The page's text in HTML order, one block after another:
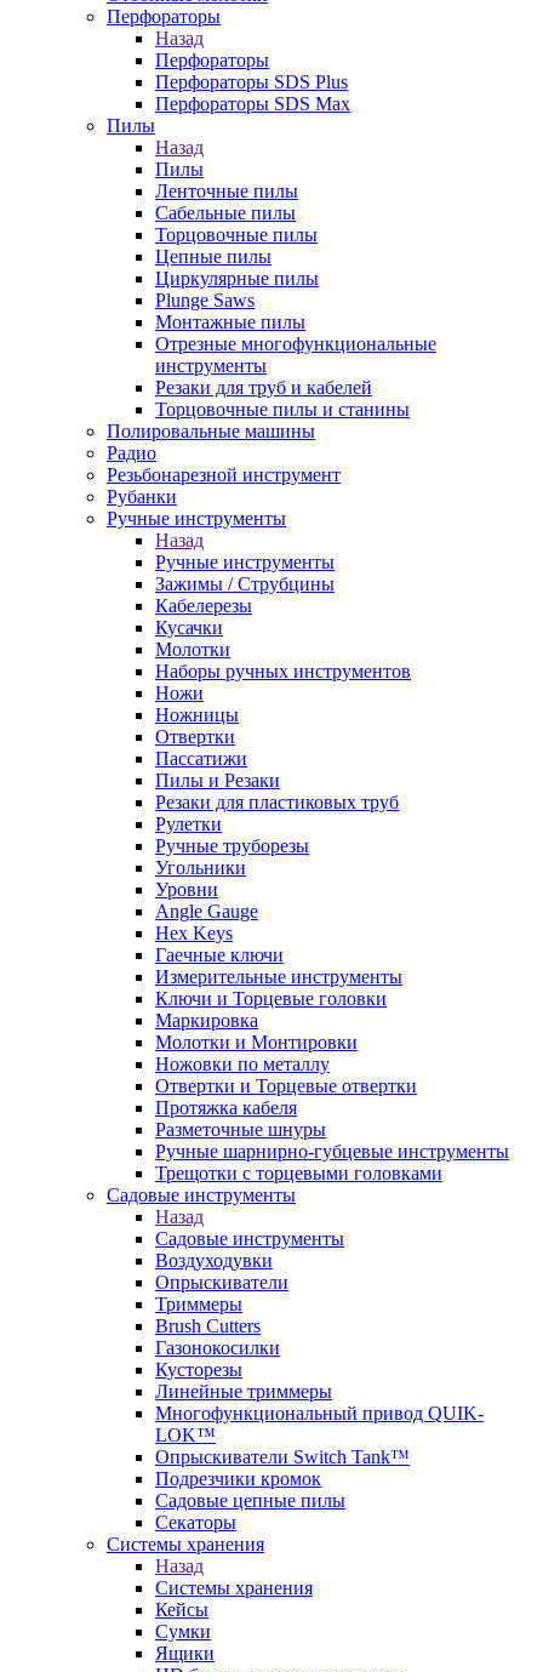
Перфораторы
Назад
Перфораторы
Перфораторы SDS Plus
Перфораторы SDS Max
Пилы
Назад
Пилы
Ленточные пилы
Сабельные пилы
Торцовочные пилы
Цепные пилы
Циркулярные пилы
Plunge Saws
Монтажные пилы
Отрезные многофункциональные
инструменты
Резаки для труб и кабелей
Торцовочные пилы и станины
Полировальные машины
Радио
Резьбонарезной инструмент
Рубанки
Ручные инструменты
Назад
Ручные инструменты
Зажимы / Струбцины
Кабелерезы
Кусачки
Молотки
Наборы ручных инструментов
Ножи
Ножницы
Отвертки
Пассатижи
Пилы и Резаки
Резаки для пластиковых труб
Рулетки
Ручные труборезы
Угольники
Уровни
Angle Gauge
Hex Keys
Гаечные ключи
Измерительные инструменты
Ключи и Торцевые головки
Маркировка
Молотки и Монтировки
Ножовки по металлу
Отвертки и Торцевые отвертки
Протяжка кабеля
Разметочные шнуры
Ручные шарнирно-губцевые инструменты
Трещотки с торцевыми головками
Садовые инструменты
Назад
Садовые инструменты
Воздуходувки
Опрыскиватели
Триммеры
Brush Cutters
Газонокосилки
Кусторезы
Линейные триммеры
Многофункциональный привод QUIK-
LOK™
Опрыскиватели Switch Tank™
Подрезчики кромок
Садовые цепные пилы
Секаторы
Системы хранения
Назад
Системы хранения
Кейсы
Сумки
Ящики